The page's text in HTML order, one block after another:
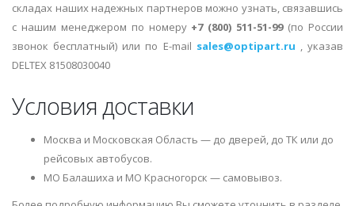
складах наших надежных партнеров можно узнать, связавшись
с нашим менеджером по номеру +7 (800) 511-51-99(по России
звонок бесплатный) или по E-mail sales@optipart.ru , указав
DELTEX 81508030040
Условия доставки
Москва и Московская Область — до дверей, до ТК или до
рейсовых автобусов.
МО Балашиха и МО Красногорск — самовывоз.